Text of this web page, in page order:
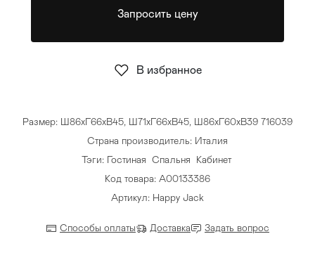
Размер: Ш86хГ66хВ45, Ш71хГ66хВ45, Ш86хГ60хВ39 716039
Страна производитель: Италия
Тэги: Гостиная Спальня Кабинет
Код товара: А00133386
Артикул: Happy Jack
Способы оплаты Доставка Задать вопрос
Запросить цену
В избранное